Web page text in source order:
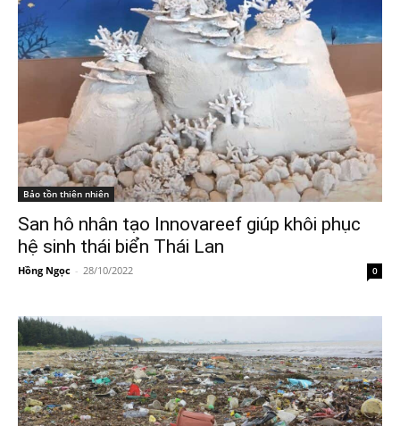
Bảo tồn thiên nhiên
San hô nhân tạo Innovareef giúp khôi phục
hệ sinh thái biển Thái Lan
Hồng Ngọc - 28/10/2022 0